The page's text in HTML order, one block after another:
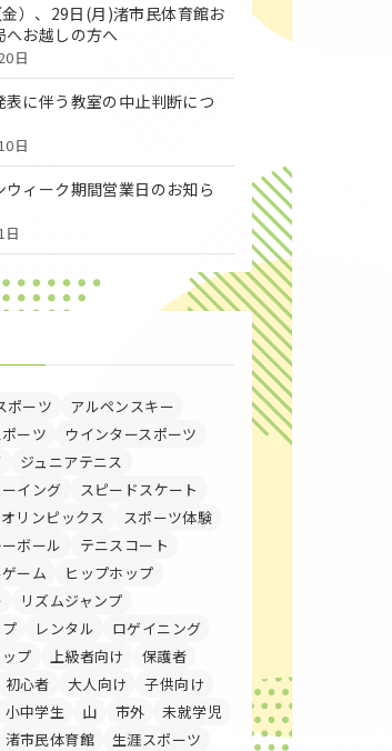
）、29日(月)渚市民体育館お
へお越しの方へ
日
表に伴う教室の中止判断につ
日
ウィーク期間営業日のお知ら
日
ポーツ
アルペンスキー
ーツ
ウインタースポーツ
ジュニアテニス
イング
スピードスケート
リンピックス
スポーツ体験
ボール
テニスコート
ーム
ヒップホップ
リズムジャンプ
レンタル
ロゲイニング
プ
上級者向け
保護者
初心者 大人向け
子供向け
小中学生 山 市外
未就学児
渚市民体育館 生涯スポーツ